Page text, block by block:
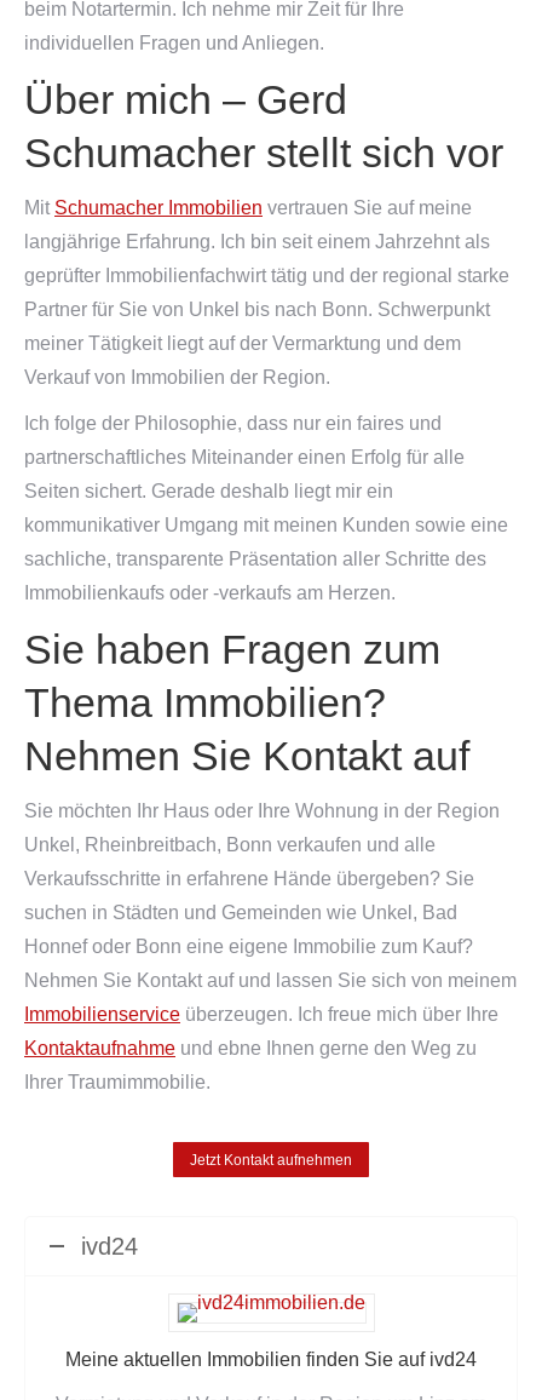
beim Notartermin. Ich nehme mir Zeit für Ihre
individuellen Fragen und Anliegen.
Über mich – Gerd
Schumacher stellt sich vor
Mit Schumacher Immobilien vertrauen Sie auf meine
langjährige Erfahrung. Ich bin seit einem Jahrzehnt als
geprüfter Immobilienfachwirt tätig und der regional starke
Partner für Sie von Unkel bis nach Bonn. Schwerpunkt
meiner Tätigkeit liegt auf der Vermarktung und dem
Verkauf von Immobilien der Region.
Ich folge der Philosophie, dass nur ein faires und
partnerschaftliches Miteinander einen Erfolg für alle
Seiten sichert. Gerade deshalb liegt mir ein
kommunikativer Umgang mit meinen Kunden sowie eine
sachliche, transparente Präsentation aller Schritte des
Immobilienkaufs oder -verkaufs am Herzen.
Sie haben Fragen zum
Thema Immobilien?
Nehmen Sie Kontakt auf
Sie möchten Ihr Haus oder Ihre Wohnung in der Region
Unkel, Rheinbreitbach, Bonn verkaufen und alle
Verkaufsschritte in erfahrene Hände übergeben? Sie
suchen in Städten und Gemeinden wie Unkel, Bad
Honnef oder Bonn eine eigene Immobilie zum Kauf?
Nehmen Sie Kontakt auf und lassen Sie sich von meinem
Immobilienservice überzeugen. Ich freue mich über Ihre
Kontaktaufnahme und ebne Ihnen gerne den Weg zu
Ihrer Traumimmobilie.
Jetzt Kontakt aufnehmen
ivd24
Meine aktuellen Immobilien finden Sie auf ivd24